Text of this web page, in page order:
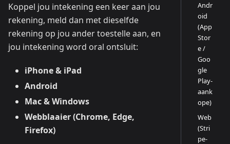
Koppel jou intekening een keer aan jou
rekening, meld dan met dieselfde
rekening op jou ander toestelle aan, en
jou intekening word oral ontsluit:
iPhone & iPad
Android
Mac & Windows
Webblaaier (Chrome, Edge,
Firefox)
Andr
oid
(App
Stor
e /
Goo
gle
Play-
aank
ope)
Web
(Stri
pe-